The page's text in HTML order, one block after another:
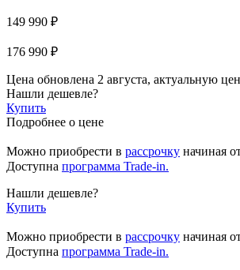
149 990 ₽
176 990 ₽
Цена обновлена 2 августа, актуальную
Нашли дешевле?
Купить
Подробнее о цене
Можно приобрести в рассрочку начиная
Доступна программа Trade-in.
Нашли дешевле?
Купить
Можно приобрести в рассрочку начиная
Доступна программа Trade-in.